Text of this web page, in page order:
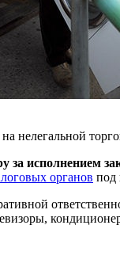
нелегальной
за исполнением
органов под